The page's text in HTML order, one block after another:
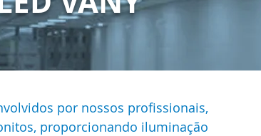
por nossos profissionais,
proporcionando iluminação